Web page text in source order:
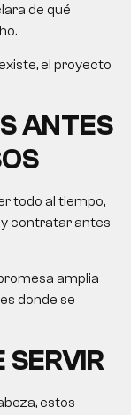
de qué
el proyecto
ANTES
todo al tiempo,
contratar antes
amplia
donde se
SERVIR
estos